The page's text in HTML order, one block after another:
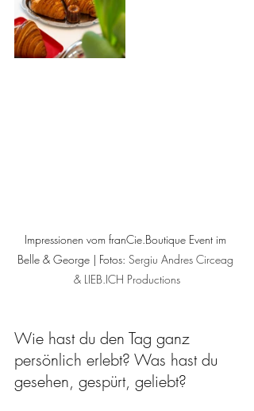
Impressionen vom franCie.Boutique Event im
Belle & George | Fotos: Sergiu Andres Circeag
& LIEB.ICH Productions
Wie hast du den Tag ganz
persönlich erlebt? Was hast du
gesehen, gespürt, geliebt?